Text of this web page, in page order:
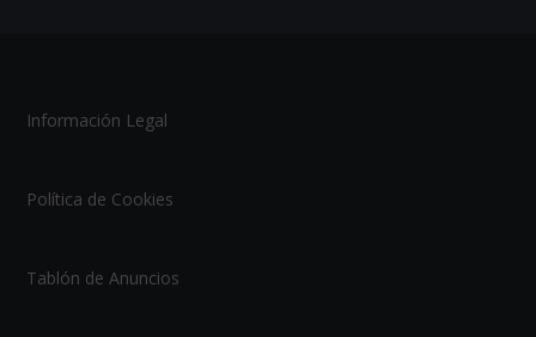
Información Legal
Política de Cookies
Tablón de Anuncios